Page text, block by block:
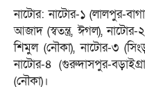
নাটোর: নাটোর-১ (লালপুর-
আজাদ (স্বতন্ত্র, ঈগল),
শিমুল (নৌকা), নাটোর-৩
নাটোর-৪ (গুরুদাসপুর-
(নৌকা)।